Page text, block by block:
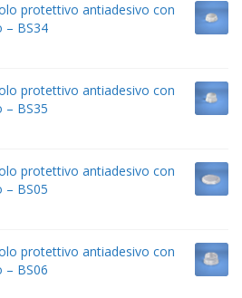
protettivo antiadesivo con
– BS34
protettivo antiadesivo con
– BS35
protettivo antiadesivo con
– BS05
protettivo antiadesivo con
– BS06